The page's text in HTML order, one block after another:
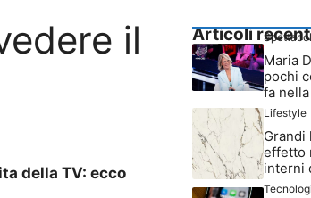
il
della TV: ecco
Articoli
Maria
pochi
fa
Lifestyle
Grandi
effetto
interni